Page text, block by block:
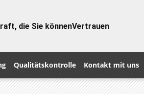
die Sie könnenVertrauen
Qualitätskontrolle Kontakt mit uns